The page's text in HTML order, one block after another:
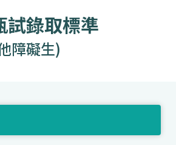
試錄取標準
障礙生)